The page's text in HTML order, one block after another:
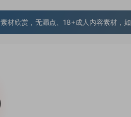
材欣赏，无漏点、18+成人内容素材，